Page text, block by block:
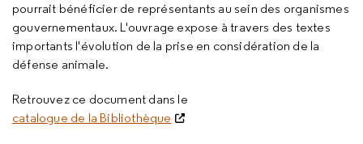
pourrait bénéficier de représentants au sein des organismes
gouvernementaux. L'ouvrage expose à travers des textes
importants l'évolution de la prise en considération de la
défense animale.
Retrouvez ce document dans le
catalogue de la Bibliothèque